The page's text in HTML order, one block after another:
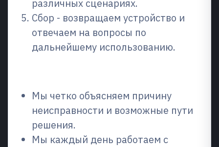
различных сценариях.
Сбор - возвращаем устройство и
отвечаем на вопросы по
дальнейшему использованию.
Мы четко объясняем причину
неисправности и возможные пути
решения.
Мы каждый день работаем с